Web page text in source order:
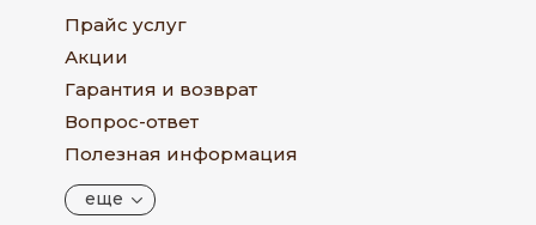
Прайс услуг
Акции
Гарантия и возврат
Вопрос-ответ
Полезная информация
еще